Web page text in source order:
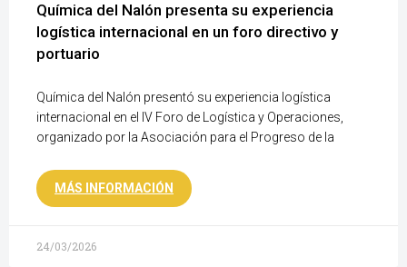
Química del Nalón presenta su experiencia
logística internacional en un foro directivo y
portuario
Química del Nalón presentó su experiencia logística
internacional en el IV Foro de Logística y Operaciones,
organizado por la Asociación para el Progreso de la
MÁS INFORMACIÓN
24/03/2026